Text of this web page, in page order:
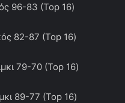
96-83 (Top 16)
82-87 (Top 16)
79-70 (Top 16)
89-77 (Top 16)